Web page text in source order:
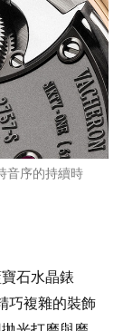
音序的持續時
石水晶錶
巧複雜的裝飾